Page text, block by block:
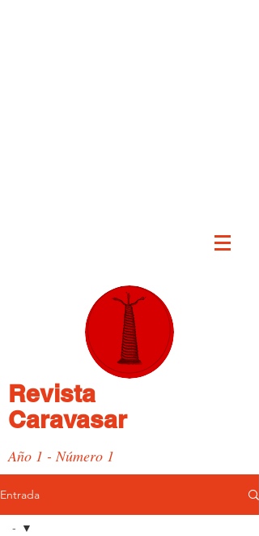
Revista
Caravasar
Año 1 - Número 1
Entrada
-